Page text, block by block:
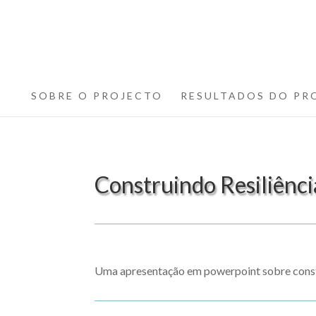
SOBRE O PROJECTO RESULTADOS DO
Construindo
Uma apresentação em powerpoint sobre